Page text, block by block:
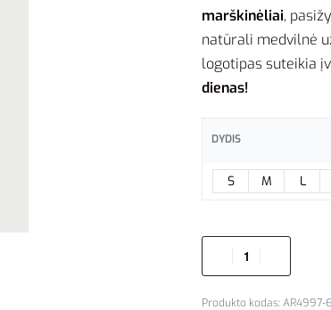
marškinėliai,
natūrali medvilnė
logotipas suteikia
dienas!
DYDIS
S M L
AR4997-